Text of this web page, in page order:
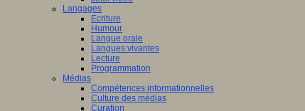
Langages
Ecriture
Humour
Langue orale
Langues vivantes
Lecture
Programmation
Médias
Compétences informationnelles
Culture des médias
Curation